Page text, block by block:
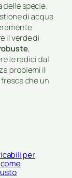
delle specie,
di acqua
il verde di
,
le radici dal
problemi il
fresca che un
per